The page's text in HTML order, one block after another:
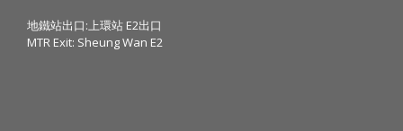
地鐵站出口:上環站 E2出口
MTR Exit: Sheung Wan E2